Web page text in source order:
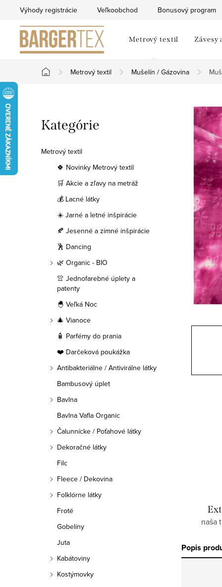
obsah
Výhody registrácie Veľkoobchod Bonusový program
Metrový textil Závesy
Domov
Metrový textil Mušelín / Gázovina
o
č
Preskočiť
kategórie
Kategórie
Metrový textil
🍀 Novinky Metrový textil
🛒 Akcie a zľavy na metráž
💰 Lacné látky
☀️ Jarné a letné inšpirácie
🍂 Jesenné a zimné inšpirácie
🕺 Dancing
🌿 Organic - BIO
👚 Jednofarebné úplety a
patenty
🐣 Veľká Noc
🎄 Vianoce
🧴 Parfémy do prania
❤️ Darčeková poukážka
Antibakteriálne / Antivirálne látky
Bambusový úplet
Bavlna
Bavlna Vafla Organic
Čalunnícke / Poťahové látky
Dekoračné látky
Filc
Fleece / Dekovina
Folklórne látky
Froté
Gobelíny
Juta
Kabátoviny
Kostýmovky
naša
Popis